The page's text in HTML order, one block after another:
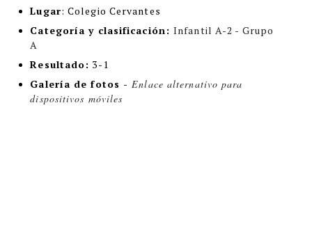
Lugar:Colegio Cervantes
Categoría y clasificación:Infantil A-2 - Grupo
A
Resultado: 3-1
Galería de fotos -Enlace alternativo para
dispositivos móviles